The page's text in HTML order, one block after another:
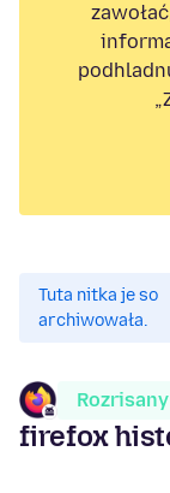
Tuta nitka je so
archiwowała.
Rozrisany
firefox